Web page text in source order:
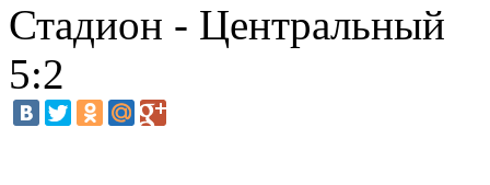
Стадион - Центральный
5:2